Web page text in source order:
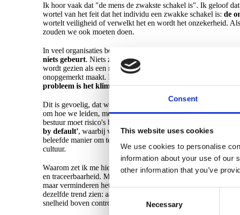
Consent
This website uses cookies
We use cookies to personalise
information about your use of our
other information that you’ve
Selection
Necessary
Ik hoor vaak dat "de mens de zwakste schakel is". Ik geloof
wortel van het feit dat het individu een zwakke schakel is: de
wortelt veiligheid of verwelkt het en wordt het onzekerheid.
zouden we ook moeten doen.
In veel organisaties belonen we snelheid, groei en
niets gebeurt. Niets zichtbaar is. Geen punten op het bord.
wordt gezien als een rem, soms zelfs als een buitenstaander.
onopgemerkt maakt. Het is bijna alsof veiligheid elektriciteit
probleem is het klimaat waarin we die persoon plaatsen
Dit is gevoelig, dat weet ik. Want als het klimaat het probleem
om hoe we leiden, meten en verantwoordelijkheden
bestuur moet risico's begrijpen, proportionaliteit afwegen en
by default', waarbij verantwoordelijkheid verschuift naar
beleefde manier om te zeggen: fix het klimaat, niet de poster.
cultuur.
Waarom zet ik me hier zo voor in? Omdat ik de kosten zie
en traceerbaarheid. Maar als prikkels in de organisatie
maar verminderen het risico niet. We kopen een extra laag,
dezelfde trend zien: aanvallen beginnen vaak in de dagelijkse
snelheid boven controle beloont in pijnlijke momenten